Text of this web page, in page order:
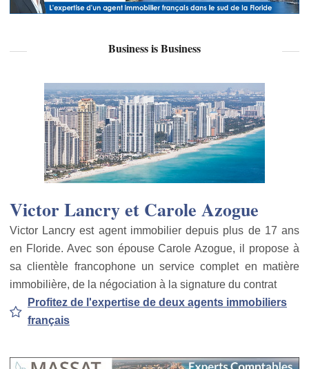
Business is Business
Victor Lancry et Carole Azogue
Victor Lancry est agent immobilier depuis plus de 17 ans
en Floride. Avec son épouse Carole Azogue, il propose à
sa clientèle francophone un service complet en matière
immobilière, de la négociation à la signature du contrat
Profitez de l'expertise de deux agents immobiliers
français